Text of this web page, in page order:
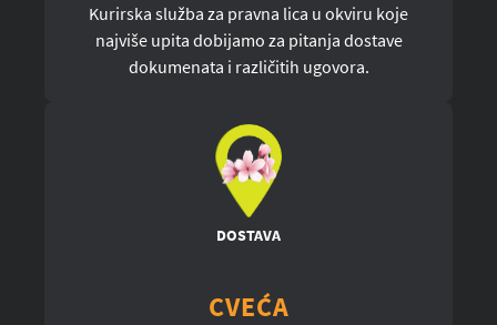
Kurirska služba za pravna lica u okviru koje
najviše upita dobijamo za pitanja dostave
dokumenata i različitih ugovora.
DOSTAVA
CVEĆA